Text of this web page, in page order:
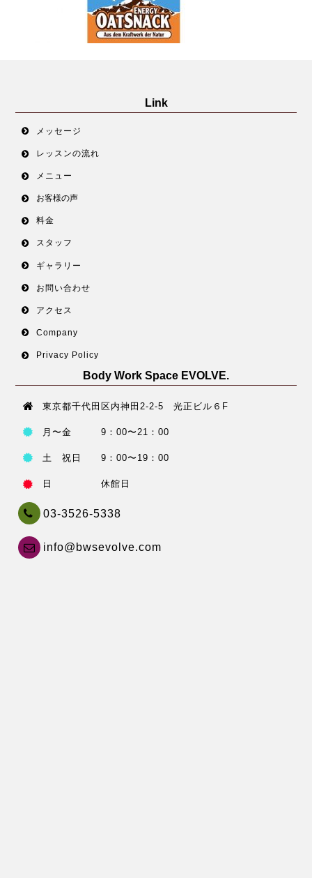
Link
メッセージ
レッスンの流れ
メニュー
お客様の声
料金
スタッフ
ギャラリー
お問い合わせ
アクセス
Company
Privacy Policy
Body Work Space EVOLVE.
東京都千代田区内神田2-2-5 光正ビル６F
月〜金 9：00〜21：00
土 祝日 9：00〜19：00
日 休館日
03-3526-5338
info@bwsevolve.com